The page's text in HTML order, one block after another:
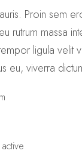
Proin sem
rutrum massa
ligula velit
eu, viverra